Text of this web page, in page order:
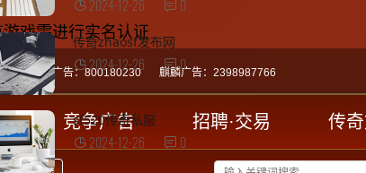
2024-12-26 0
传奇zhaosf发布网
2024-12-26 0
sf520传奇私服
2024-12-26 0